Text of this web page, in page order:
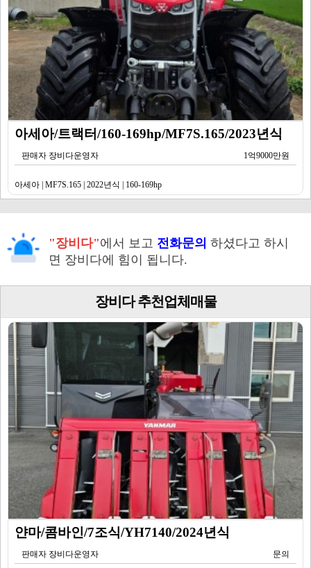
아세아/트랙터/160-169hp/MF7S.165/2023년식
판매자 장비다운영자 1억9000만원
아세아 | MF7S.165 | 2022년식 | 160-169hp
"장비다"에서 보고 전화문의 하셨다고 하시
면 장비다에 힘이 됩니다.
장비다 추천업체매물
얀마/콤바인/7조식/YH7140/2024년식
판매자 장비다운영자 문의